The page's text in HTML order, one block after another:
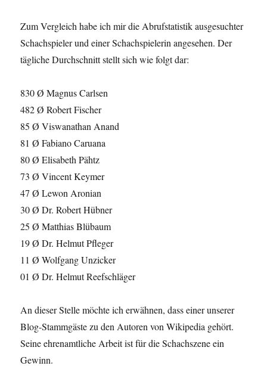
Zum Vergleich habe ich mir die Abrufstatistik ausgesuchter
Schachspieler und einer Schachspielerin angesehen. Der
tägliche Durchschnitt stellt sich wie folgt dar:
830 Ø Magnus Carlsen
482 Ø Robert Fischer
85 Ø Viswanathan Anand
81 Ø Fabiano Caruana
80 Ø Elisabeth Pähtz
73 Ø Vincent Keymer
47 Ø Lewon Aronian
30 Ø Dr. Robert Hübner
25 Ø Matthias Blübaum
19 Ø Dr. Helmut Pfleger
11 Ø Wolfgang Unzicker
01 Ø Dr. Helmut Reefschläger
An dieser Stelle möchte ich erwähnen, dass einer unserer
Blog-Stammgäste zu den Autoren von Wikipedia gehört.
Seine ehrenamtliche Arbeit ist für die Schachszene ein
Gewinn.